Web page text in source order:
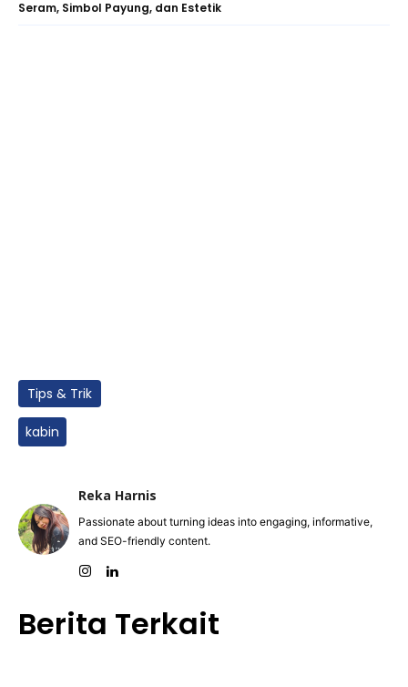
Seram, Simbol Payung, dan Estetik
Tips & Trik
kabin
Reka Harnis
Passionate about turning ideas into engaging, informative,
and SEO-friendly content.
Berita Terkait